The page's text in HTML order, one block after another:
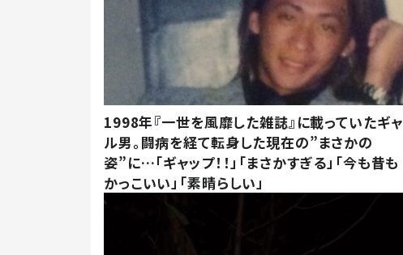
1998年『一世を風靡した雑誌』に載っていたギャ
ル男。闘病を経て転身した現在の”まさかの
姿”に…「ギャップ！！」「まさかすぎる」「今も昔も
かっこいい」「素晴らしい」